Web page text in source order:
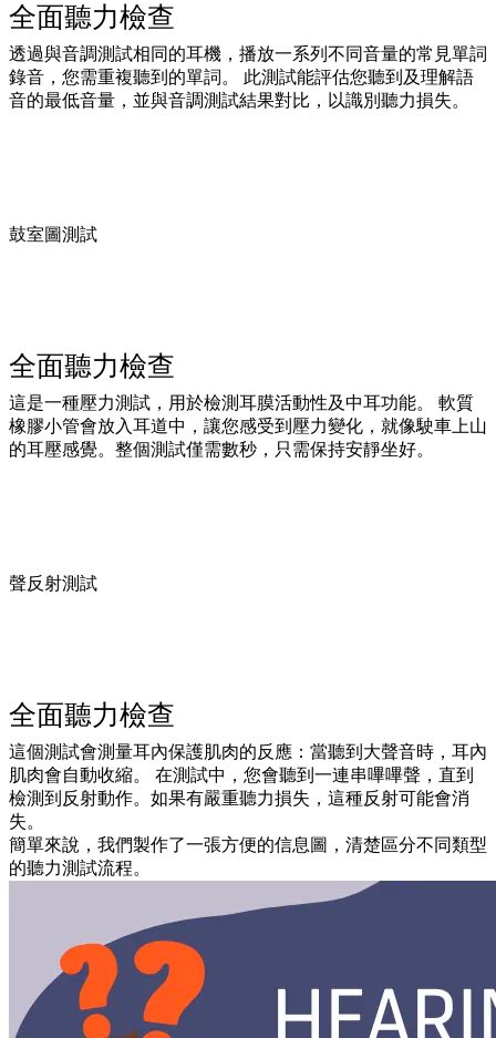
全面聽力檢查
透過與音調測試相同的耳機，播放一系列不同音量的常見單詞
錄音，您需重複聽到的單詞。 此測試能評估您聽到及理解語
音的最低音量，並與音調測試結果對比，以識別聽力損失。
鼓室圖測試
全面聽力檢查
這是一種壓力測試，用於檢測耳膜活動性及中耳功能。 軟質
橡膠小管會放入耳道中，讓您感受到壓力變化，就像駛車上山
的耳壓感覺。整個測試僅需數秒，只需保持安靜坐好。
聲反射測試
全面聽力檢查
這個測試會測量耳內保護肌肉的反應：當聽到大聲音時，耳內
肌肉會自動收縮。 在測試中，您會聽到一連串嗶嗶聲，直到
檢測到反射動作。如果有嚴重聽力損失，這種反射可能會消
失。
簡單來說，我們製作了一張方便的信息圖，清楚區分不同類型
的聽力測試流程。